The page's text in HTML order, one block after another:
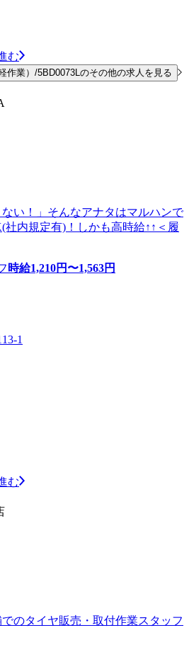
む
作業）/5BD0073Lのその他の求人を見る
ない！」そんなアナタはマルハンで
社内規定有)！しかも高時給↑↑＜履
時給1,210円〜1,563円
1
む
でのタイヤ販売・取付作業スタッフ